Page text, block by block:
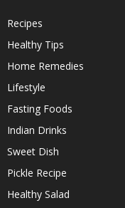
Recipes
Healthy Tips
Home Remedies
Lifestyle
Fasting Foods
Indian Drinks
Sweet Dish
Pickle Recipe
Healthy Salad